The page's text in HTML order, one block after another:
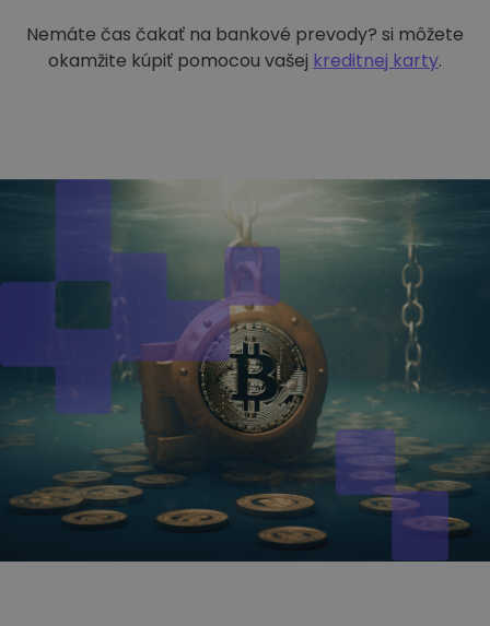
Nemáte čas čakať na bankové prevody? si môžete
okamžite kúpiť pomocou vašej kreditnej karty.